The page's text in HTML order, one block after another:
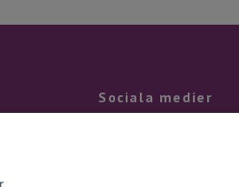
Sociala medier